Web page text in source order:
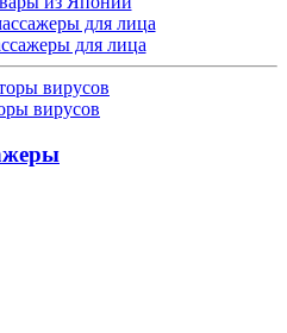
для лица
вирусов